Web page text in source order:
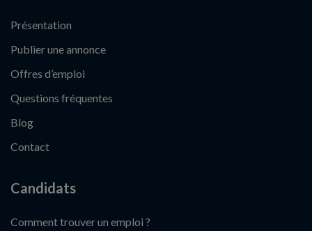
Présentation
Publier une annonce
Offres d’emploi
Questions fréquentes
Blog
Contact
Candidats
Comment trouver un emploi ?